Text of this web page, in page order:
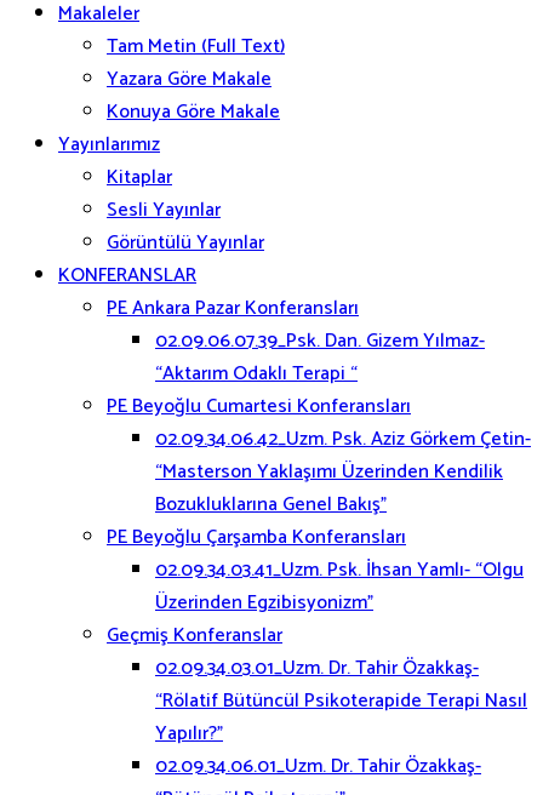
Makaleler
Tam Metin (Full Text)
Yazara Göre Makale
Konuya Göre Makale
Yayınlarımız
Kitaplar
Sesli Yayınlar
Görüntülü Yayınlar
KONFERANSLAR
PE Ankara Pazar Konferansları
02.09.06.07.39_Psk. Dan. Gizem Yılmaz-
“Aktarım Odaklı Terapi “
PE Beyoğlu Cumartesi Konferansları
02.09.34.06.42_Uzm. Psk. Aziz Görkem Çetin-
“Masterson Yaklaşımı Üzerinden Kendilik
Bozukluklarına Genel Bakış”
PE Beyoğlu Çarşamba Konferansları
02.09.34.03.41_Uzm. Psk. İhsan Yamlı- “Olgu
Üzerinden Egzibisyonizm”
Geçmiş Konferanslar
02.09.34.03.01_Uzm. Dr. Tahir Özakkaş-
“Rölatif Bütüncül Psikoterapide Terapi Nasıl
Yapılır?”
02.09.34.06.01_Uzm. Dr. Tahir Özakkaş-